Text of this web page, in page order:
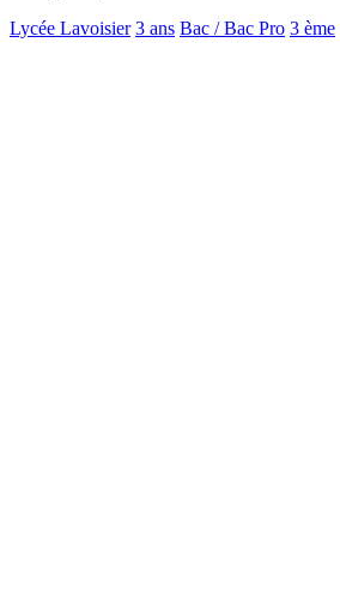
Lycée Lavoisier 3 ans Bac / Bac Pro 3 ème